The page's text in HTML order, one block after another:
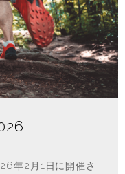
年2月1日に開催さ